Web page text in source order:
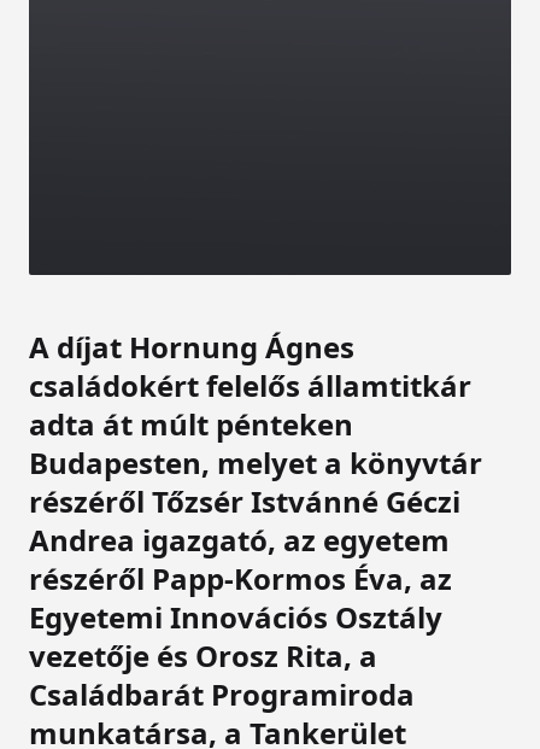
A díjat Hornung Ágnes
családokért felelős államtitkár
adta át múlt pénteken
Budapesten, melyet a könyvtár
részéről Tőzsér Istvánné Géczi
Andrea igazgató, az egyetem
részéről Papp-Kormos Éva, az
Egyetemi Innovációs Osztály
vezetője és Orosz Rita, a
Családbarát Programiroda
munkatársa, a Tankerület